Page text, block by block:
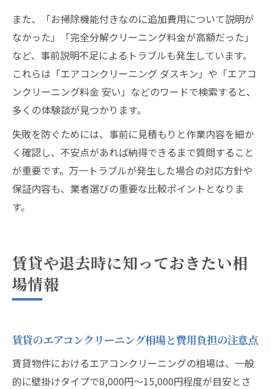
また、「お掃除機能付きなのに追加費用について説明が
なかった」「完全分解クリーニング料金が高額だった」
など、事前説明不足によるトラブルも発生しています。
これらは「エアコンクリーニング ダスキン」や「エアコ
ンクリーニング料金 安い」などのワードで検索すると、
多くの体験談が見つかります。
失敗を防ぐためには、事前に見積もりと作業内容を細か
く確認し、不安点があれば納得できるまで質問すること
が重要です。万一トラブルが発生した場合の対応方針や
保証内容も、業者選びの重要な比較ポイントとなりま
す。
賃貸や退去時に知っておきたい相
場情報
賃貸のエアコンクリーニング相場と費用負担の注意点
賃貸物件におけるエアコンクリーニングの相場は、一般
的に壁掛けタイプで8,000円～15,000円程度が目安とさ